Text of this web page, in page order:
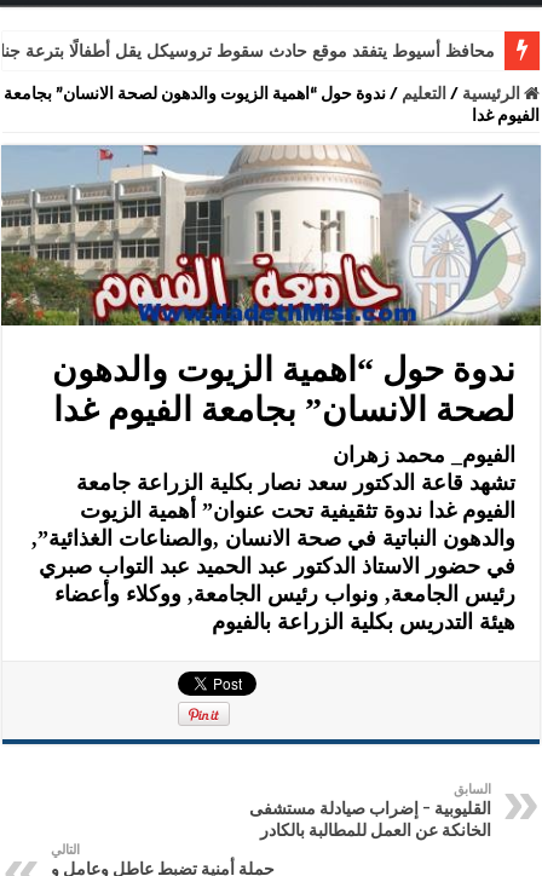
محافظ أسيوط يتفقد موقع حادث سقوط تروسيكل يقل أطفالًا بترعة
الرئيسية / التعليم /ندوة حول “اهمية الزيوت والدهون لصحة الانسان” بجامعة
الفيوم غدا
ندوة حول “اهمية الزيوت والدهون
لصحة الانسان” بجامعة الفيوم غدا
الفيوم_ محمد زهران
تشهد قاعة الدكتور سعد نصار بكلية الزراعة جامعة
الفيوم غدا ندوة تثقيفية تحت عنوان” أهمية الزيوت
والدهون النباتية في صحة الانسان ,والصناعات الغذائية”,
في حضور الاستاذ الدكتور عبد الحميد عبد التواب صبري
رئيس الجامعة, ونواب رئيس الجامعة, ووكلاء وأعضاء
هيئة التدريس بكلية الزراعة بالفيوم
السابق
القليوبية – إضراب صيادلة مستشفى
الخانكة عن العمل للمطالبة بالكادر
التالي
حملة أمنية تضبط عاطل وعامل و